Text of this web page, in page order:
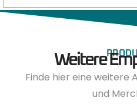
Weitere
Finde hier eine weitere
und